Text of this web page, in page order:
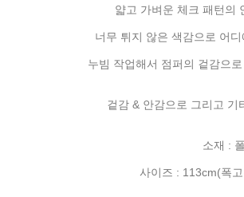
얇고 가벼운 체크 패턴의
너무 튀지 않은 색감으로 어
누빔 작업해서 점퍼의 겉감으
겉감 & 안감으로 그리고 기
소재 :
사이즈 : 113cm(폭